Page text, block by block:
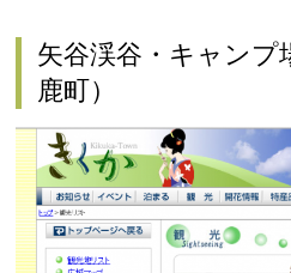
矢谷渓谷・キャンプ
鹿町）